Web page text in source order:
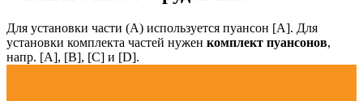
Для установки части (А) используется пуансон [А]. Для
установки комплекта частей нужен комплект пуансонов,
напр. [А], [B], [С] и [D].